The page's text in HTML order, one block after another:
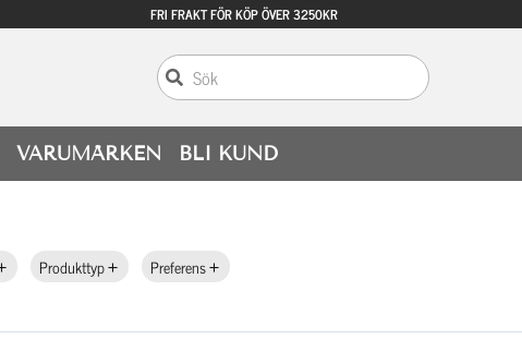
FRI FRAKT FÖR KÖP ÖVER 3250KR
VARUMÄRKEN BLI KUND
Produkttyp
Preferens